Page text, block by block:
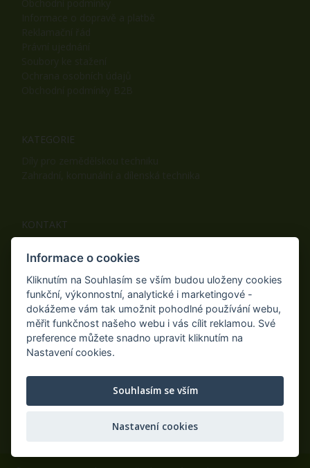
KATEGORIE
KONTAKT
Batňovice 269
542 32, Úpice
Telefon: +420 498 100 050
Mobil: +420 739 452 092
Fax: +420 498 100 051
E-mail:info@ama-zahrada.cz
Web:www.ama-zahrada.cz
NAJDETE NÁS TAKÉ NA:
Informace o cookies
Kliknutím na Souhlasím se vším budou uloženy cookies
funkční, výkonnostní, analytické i marketingové -
dokážeme vám tak umožnit pohodlné používání webu,
měřit funkčnost našeho webu i vás cílit reklamou. Své
preference můžete snadno upravit kliknutím na
Nastavení cookies.
Souhlasím se vším
Nastavení cookies